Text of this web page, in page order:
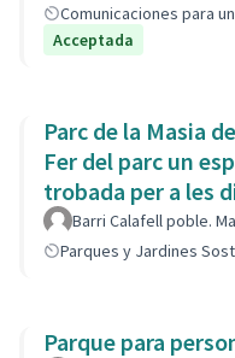
Comunicaciones para
Acceptada
Parc de la Masia
Fer del parc un
trobada per a les
barri.Barri Calafell poble.
Parques y Jardines
Parque para